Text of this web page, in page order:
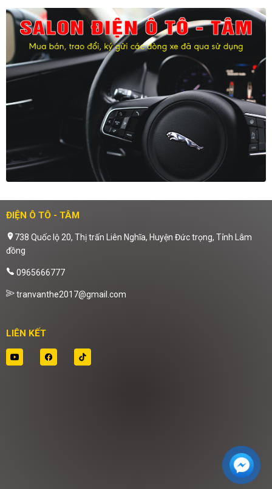
ĐIỆN Ô TÔ - TÂM
738 Quốc lộ 20, Thị trấn Liên Nghĩa, Huyện Đức trọng, Tỉnh Lâm
đồng
0965666777
tranvanthe2017@gmail.com
LIÊN KẾT